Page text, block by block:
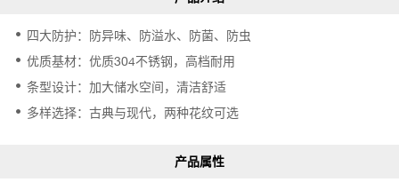
四大防护：防异味、防溢水、防菌、防虫
优质基材：优质304不锈钢，高档耐用
条型设计：加大储水空间，清洁舒适
多样选择：古典与现代，两种花纹可选